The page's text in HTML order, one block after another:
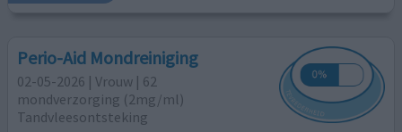
Perio-Aid Mondreiniging
02-05-2026 | Vrouw | 62
mondverzorging (2mg/ml)
Tandvleesontsteking